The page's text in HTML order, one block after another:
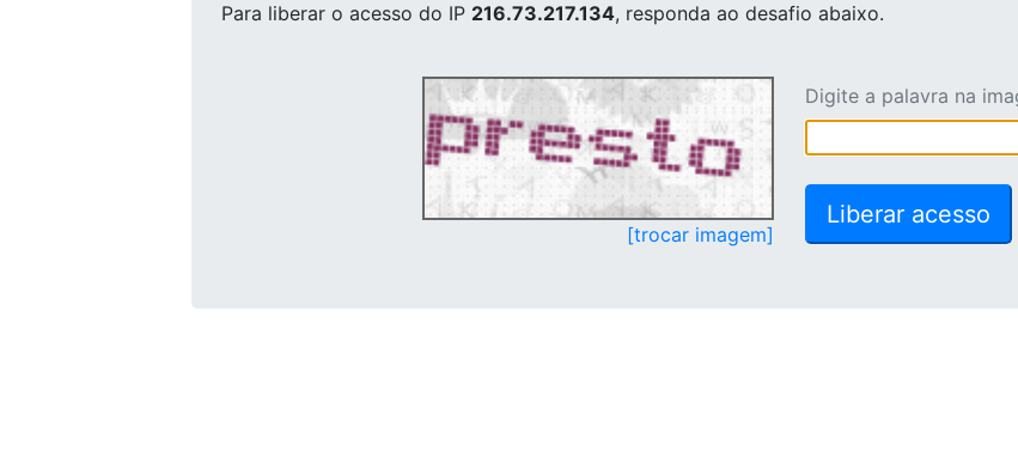
Para liberar o acesso do IP 216.73.217.134, responda ao desafio abaixo.
[trocar imagem]
Digite a palavra na